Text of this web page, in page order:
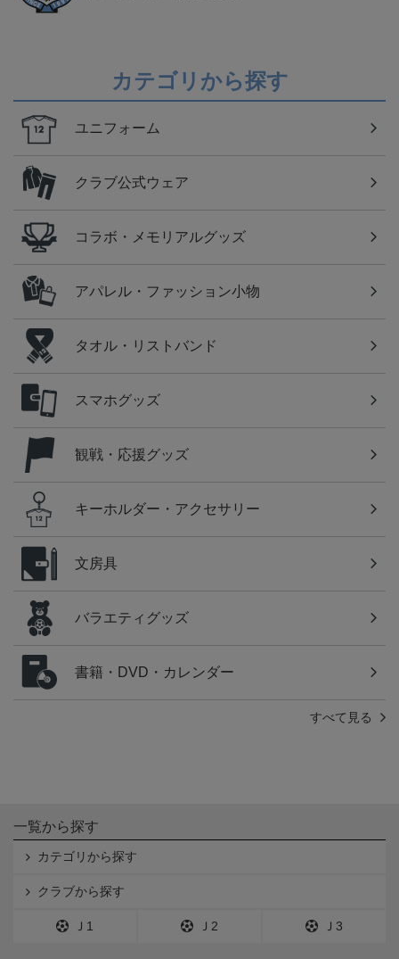
カテゴリから探す
ユニフォーム
クラブ公式ウェア
コラボ・メモリアルグッズ
アパレル・ファッション小物
タオル・リストバンド
スマホグッズ
観戦・応援グッズ
キーホルダー・アクセサリー
文房具
バラエティグッズ
書籍・DVD・カレンダー
すべて見る
一覧から探す
カテゴリから探す
クラブから探す
Ｊ1 Ｊ2 Ｊ3